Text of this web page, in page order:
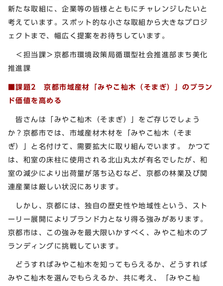
新たな取組に、企業等の皆様とともにチャレンジしたいと
考えています。スポット的な小さな取組から大きなプロジ
ェクトまで、幅広く提案をお待ちしています。
＜担当課＞京都市環境政策局循環型社会推進部まち美化
推進課
■課題2京都市域産材「みやこ杣木（そまぎ）」のブラン
ド価値を高める
皆さんは「みやこ杣木（そまぎ）」をご存じでしょう
か？京都市では、市域産材木材を「みやこ杣木（そま
ぎ）」と名付けて、需要拡大に取り組んでいます。 かつて
は、和室の床柱に使用される北山丸太が有名でしたが、和
室の減少により出荷量が落ち込むなど、京都の林業及び関
連産業は厳しい状況にあります。
しかし、京都には、独自の歴史性や地域性という、スト
ーリー展開によりブランド力となり得る強みがあります。
京都市は、この強みを最大限いかすべく、みやこ杣木のブ
ランディングに挑戦しています。
どうすればみやこ杣木を知ってもらえるか、どうすれば
みやこ杣木を選んでもらえるか、共に考え、「みやこ杣